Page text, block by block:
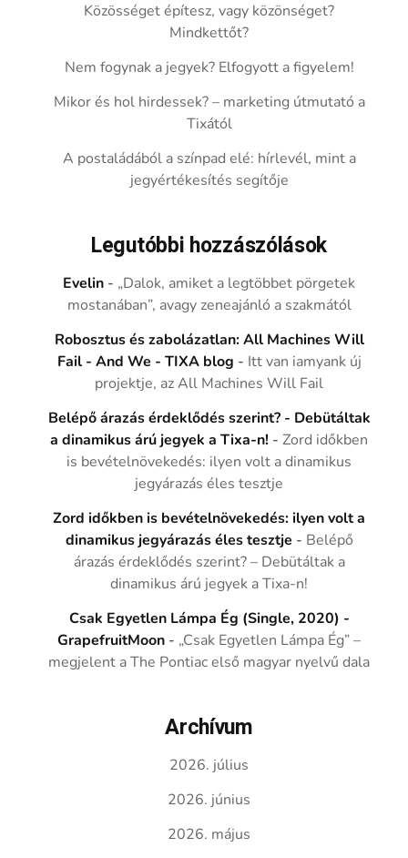
Közösséget építesz, vagy közönséget?
Mindkettőt?
Nem fogynak a jegyek? Elfogyott a figyelem!
Mikor és hol hirdessek? – marketing útmutató a
Tixától
A postaládából a színpad elé: hírlevél, mint a
jegyértékesítés segítője
Legutóbbi hozzászólások
Evelin - „Dalok, amiket a legtöbbet pörgetek
mostanában”, avagy zeneajánló a szakmától
Robosztus és zabolázatlan: All Machines Will
Fail - And We - TIXA blog - Itt van iamyank új
projektje, az All Machines Will Fail
Belépő árazás érdeklődés szerint? - Debütáltak
a dinamikus árú jegyek a Tixa-n! -Zord időkben
is bevételnövekedés: ilyen volt a dinamikus
jegyárazás éles tesztje
Zord időkben is bevételnövekedés: ilyen volt a
dinamikus jegyárazás éles tesztje - Belépő
árazás érdeklődés szerint? – Debütáltak a
dinamikus árú jegyek a Tixa-n!
Csak Egyetlen Lámpa Ég (Single, 2020) -
GrapefruitMoon - „Csak Egyetlen Lámpa Ég” –
megjelent a The Pontiac első magyar nyelvű dala
Archívum
2026. július
2026. június
2026. május